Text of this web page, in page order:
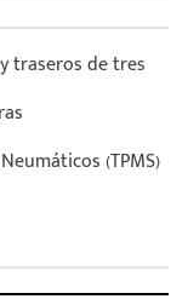
traseros de tres
(TPMS)